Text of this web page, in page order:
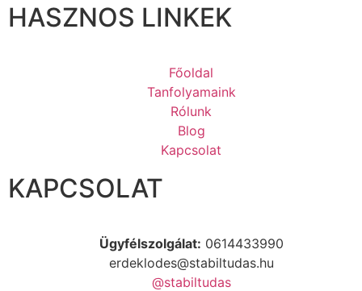
HASZNOS LINKEK
Főoldal
Tanfolyamaink
Rólunk
Blog
Kapcsolat
KAPCSOLAT
Ügyfélszolgálat: 0614433990
erdeklodes@stabiltudas.hu
@stabiltudas